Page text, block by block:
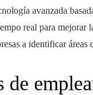
avanzada
real para mejorar
a identificar áreas
de